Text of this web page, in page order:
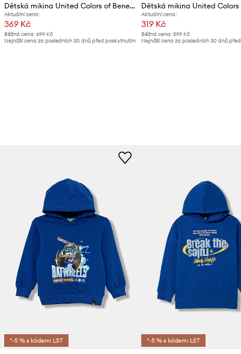
Dětská mikina United Colors of Benetton
Aktuální cena:
369 Kč
Běžná cena: 699 Kč
Nejnižší cena za posledních 30 dnů před poskytnutím
Aktuální cena:
319 Kč
Běžná cena: 599 Kč
Nejnižší cena za posledních 30 dnů
*-5 % s kódem: LST *-5 % s kódem: LST